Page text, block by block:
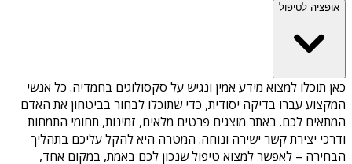
אופציה לטיפול
כאן תוכלו למצוא מידע אמין ונגיש על סקסולוגים בחמדיה. כל אנשי
המקצוע עברו בדיקה יסודית, כדי שתוכלו לבחור בביטחון את האדם
המתאים לכם. באתר מוצגים פרטים מלאים, זמינות, תחומי התמחות
ודרכי יצירת קשר ישירה ונוחה. המטרה היא להקל עליכם בתהליך
הבחירה – לאפשר למצוא טיפול שנכון לכם באמת, במקום אחד,